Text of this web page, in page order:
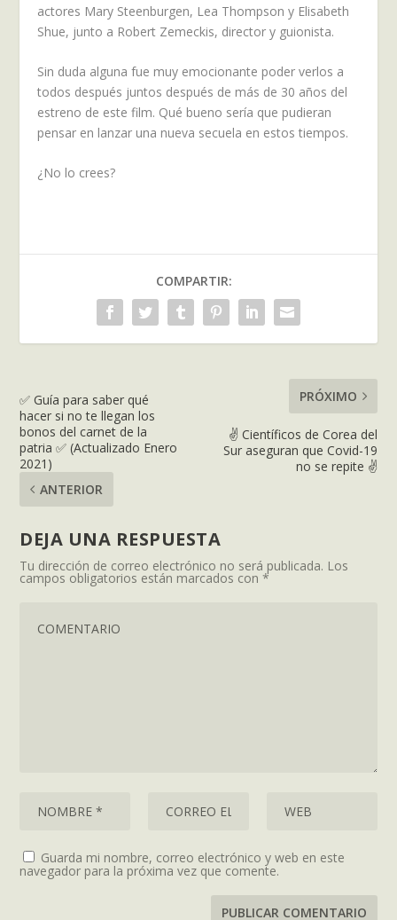
actores Mary Steenburgen, Lea Thompson y Elisabeth
Shue, junto a Robert Zemeckis, director y guionista.
Sin duda alguna fue muy emocionante poder verlos a
todos después juntos después de más de 30 años del
estreno de este film. Qué bueno sería que pudieran
pensar en lanzar una nueva secuela en estos tiempos.
¿No lo crees?
COMPARTIR:
✅ Guía para saber qué
hacer si no te llegan los
bonos del carnet de la
patria ✅ (Actualizado Enero
2021)
ANTERIOR
PRÓXIMO
✌ Científicos de Corea del
Sur aseguran que Covid-19
no se repite ✌
DEJA UNA RESPUESTA
Tu dirección de correo electrónico no será publicada. Los
campos obligatorios están marcados con*
Guarda mi nombre, correo electrónico y web en este
navegador para la próxima vez que comente.